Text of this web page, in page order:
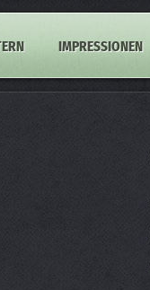
IMPRESSIONEN